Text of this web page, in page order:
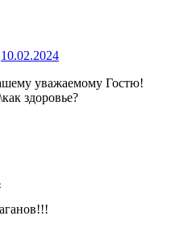
10.02.2024
уважаемому Гостю!
здоровье?